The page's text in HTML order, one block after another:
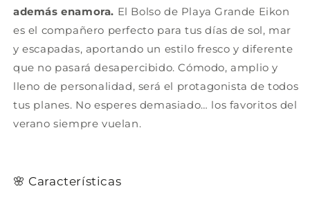
además enamora. El Bolso de Playa Grande Eikon
es el compañero perfecto para tus días de sol, mar
y escapadas, aportando un estilo fresco y diferente
que no pasará desapercibido. Cómodo, amplio y
lleno de personalidad, será el protagonista de todos
tus planes. No esperes demasiado… los favoritos del
verano siempre vuelan.
🌸 Características